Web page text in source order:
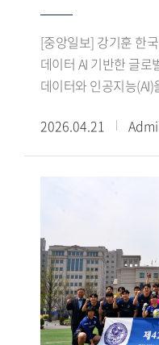
DNA로 자리 잡고 있다 고 말했다.
모교와 동문이 함께 새
사회 역시 모교 발전
다하겠다 고 전했다.
장기근속자와 우수 교
대학 교육 및 학문 발
동원교육상 은 아시아
수상했다.박경은 교수
강의평가를 기록하며
다양한 혁신 수업 모
확산하는 등 교육과
홍보실장, 태국학과
주요 보직을 역임하며
기념식에서는 HUFS AWARD 시상도 함께 진행됐다. HUFS
[중앙일보] 강기훈 한
데이터 AI 기반한 글
데이터와 인공지능
제3캠퍼스(송도) 개교
축적된 언어 인문학 전통
지식혁신 허브 대학
임기를 시작한 강기
교수로 재직했다. 한
(1954년) 이래 첫 이공
네이버클라우드 등 정
잇따라 체결하며 발
혁신의 청사진을 들었
통계학이 어떤 도움이 되나.A : 데이터가 쏟
2026.04.21